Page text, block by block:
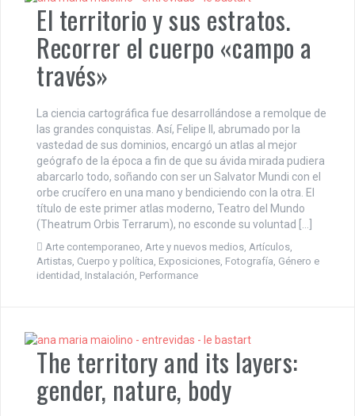
El territorio y sus estratos.
Recorrer el cuerpo «campo a
través»
La ciencia cartográfica fue desarrollándose a remolque de
las grandes conquistas. Así, Felipe II, abrumado por la
vastedad de sus dominios, encargó un atlas al mejor
geógrafo de la época a fin de que su ávida mirada pudiera
abarcarlo todo, soñando con ser un Salvator Mundi con el
orbe crucífero en una mano y bendiciendo con la otra. El
título de este primer atlas moderno, Teatro del Mundo
(Theatrum Orbis Terrarum), no esconde su voluntad […]
Arte contemporaneo, Arte y nuevos medios, Artículos,
Artistas, Cuerpo y política, Exposiciones, Fotografía, Género e
identidad , Instalación, Performance
The territory and its layers:
gender, nature, body